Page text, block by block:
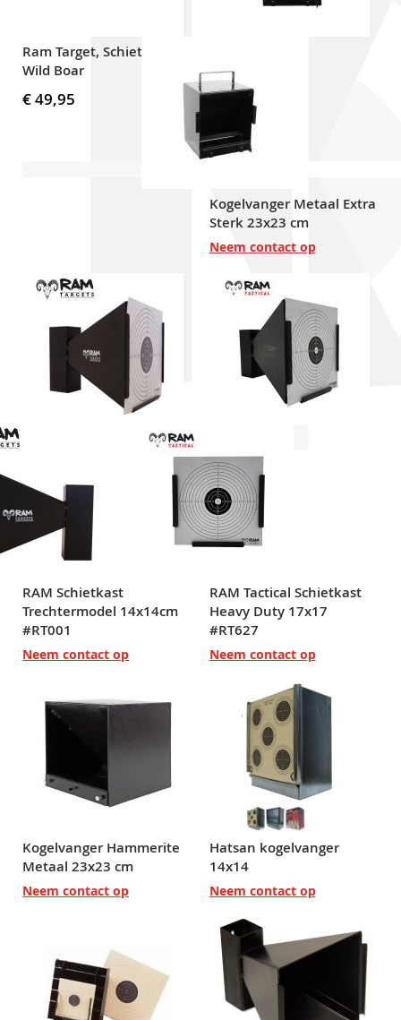
Ram Target, Schietkast
Wild Boar
€ 49,95
Kogelvanger Metaal Extra
Sterk 23x23 cm
Neem contact op
RAM Schietkast
Trechtermodel 14x14cm
#RT001
Neem contact op
RAM Tactical Schietkast
Heavy Duty 17x17
#RT627
Neem contact op
Kogelvanger Hammerite
Metaal 23x23 cm
Neem contact op
Hatsan kogelvanger
14x14
Neem contact op